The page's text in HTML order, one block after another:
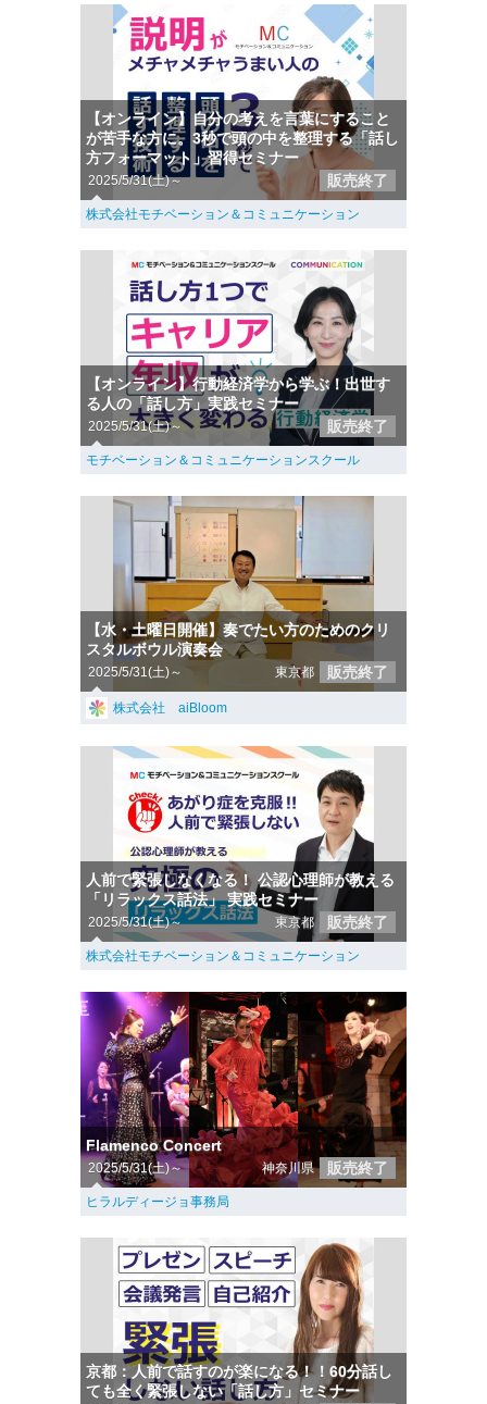
【オンライン】自分の考えを言葉にすること
が苦手な方に。3秒で頭の中を整理する「話し
方フォーマット」習得セミナー
2025/5/31(土)～ 販売終了
株式会社モチベーション＆コミュニケーション
【オンライン】行動経済学から学ぶ！出世す
る人の「話し方」実践セミナー
2025/5/31(土)～ 販売終了
モチベーション＆コミュニケーションスクール
【水・土曜日開催】奏でたい方のためのクリ
スタルボウル演奏会
2025/5/31(土)～ 東京都 販売終了
株式会社 aiBloom
人前で緊張しなくなる！ 公認心理師が教える
「リラックス話法」 実践セミナー
2025/5/31(土)～ 東京都 販売終了
株式会社モチベーション＆コミュニケーション
Flamenco Concert
2025/5/31(土)～ 神奈川県 販売終了
ヒラルディージョ事務局
京都：人前で話すのが楽になる！！60分話し
ても全く緊張しない「話し方」セミナー